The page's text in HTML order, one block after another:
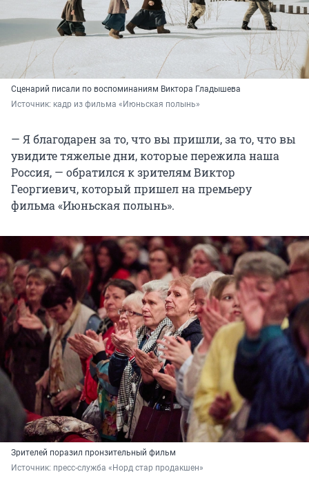
Сценарий писали по воспоминаниям Виктора Гладышева
Источник: кадр из фильма «Июньская полынь»
— Я благодарен за то, что вы пришли, за то, что вы
увидите тяжелые дни, которые пережила наша
Россия, — обратился к зрителям Виктор
Георгиевич, который пришел на премьеру
фильма «Июньская полынь».
Зрителей поразил пронзительный фильм
Источник: пресс-служба «Норд стар продакшен»